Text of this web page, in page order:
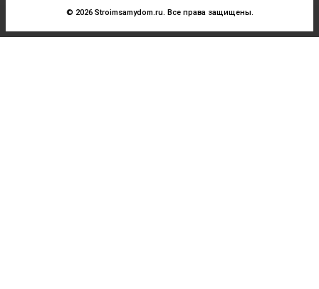
© 2026 Stroimsamydom.ru. Все права защищены.